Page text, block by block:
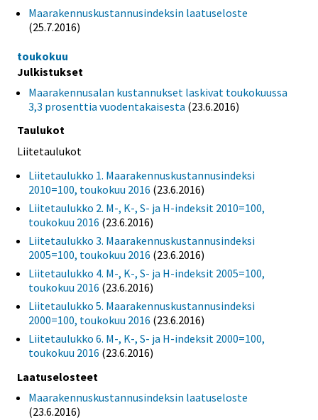
Maarakennuskustannusindeksin laatuseloste
(25.7.2016)
toukokuu
Julkistukset
Maarakennusalan kustannukset laskivat toukokuussa
3,3 prosenttia vuodentakaisesta (23.6.2016)
Taulukot
Liitetaulukot
Liitetaulukko 1. Maarakennuskustannusindeksi
2010=100, toukokuu 2016 (23.6.2016)
Liitetaulukko 2. M-, K-, S- ja H-indeksit 2010=100,
toukokuu 2016 (23.6.2016)
Liitetaulukko 3. Maarakennuskustannusindeksi
2005=100, toukokuu 2016 (23.6.2016)
Liitetaulukko 4. M-, K-, S- ja H-indeksit 2005=100,
toukokuu 2016 (23.6.2016)
Liitetaulukko 5. Maarakennuskustannusindeksi
2000=100, toukokuu 2016 (23.6.2016)
Liitetaulukko 6. M-, K-, S- ja H-indeksit 2000=100,
toukokuu 2016 (23.6.2016)
Laatuselosteet
Maarakennuskustannusindeksin laatuseloste
(23.6.2016)